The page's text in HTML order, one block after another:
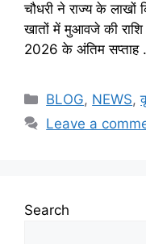
चौधरी ने राज्य के
खातों में मुआवजे की
2026 के अंतिम सप्ताह
BLOG, NEWS,
Leave a
Search